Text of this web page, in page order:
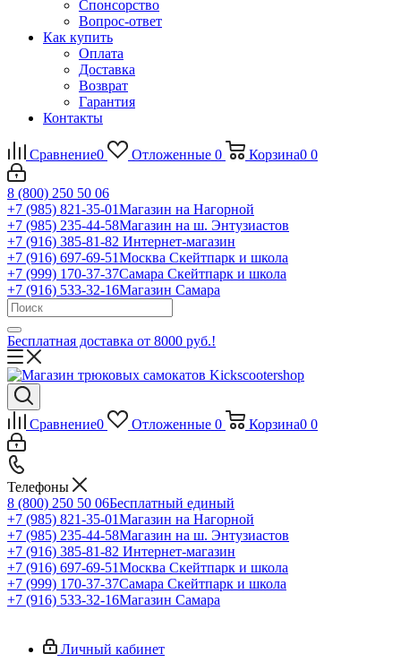
Спонсорство
Вопрос-ответ
Как купить
Оплата
Доставка
Возврат
Гарантия
Контакты
Сравнение0 Отложенные 0 Корзина0 0
8 (800) 250 50 06
+7 (985) 821-35-01Магазин на Нагорной
+7 (985) 235-44-58Магазин на ш. Энтузиастов
+7 (916) 385-81-82 Интернет-магазин
+7 (916) 697-69-51Москва Скейтпарк и школа
+7 (999) 170-37-37Самара Скейтпарк и школа
+7 (916) 533-32-16Магазин Самара
Бесплатная доставка от 8000 руб.!
Сравнение0 Отложенные 0 Корзина0 0
Телефоны
8 (800) 250 50 06Бесплатный единый
+7 (985) 821-35-01Магазин на Нагорной
+7 (985) 235-44-58Магазин на ш. Энтузиастов
+7 (916) 385-81-82 Интернет-магазин
+7 (916) 697-69-51Москва Скейтпарк и школа
+7 (999) 170-37-37Самара Скейтпарк и школа
+7 (916) 533-32-16Магазин Самара
Личный кабинет